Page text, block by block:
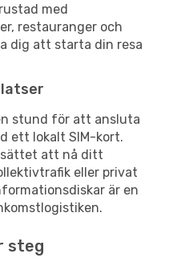
med
restauranger och
dig att starta din resa
stund för att ansluta
ett lokalt SIM-kort.
sättet att nå ditt
eller privat
är en
steg